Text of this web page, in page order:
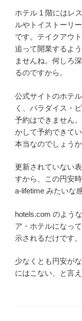
ホテル 1 階にはレ
ルやトイストーリ
です。テイクアウ
追って開業するよ
ませんね。何しろ
るのですから。
公式サイトのホテ
く、パラダイス・
予約はできません
かして予約できて
本当なのでしょうか
更新されていない
すから、この円安
a-lifetime みたいな
hotels.com のよう
ア・ホテルになっ
示されるだけです。
少なくとも円安が
にはこない、と言え